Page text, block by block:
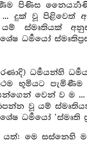
පිණිස
දුක් වූ පිළිවෙත්
වූ යම් ස්මෘතියක්
ධර්‍මයෝ
ධර්‍මයන්හි
භූමියට
වෙන් ව ම
වූ යම්
ධර්‍මයෝ ‘ස්මෘති
යත්: මෙ